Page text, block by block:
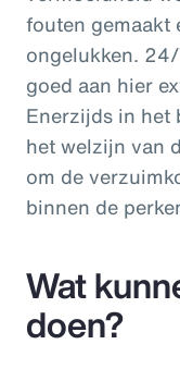
fouten gemaakt
ongelukken.
goed aan hier
Enerzijds in het
het welzijn van
om de
binnen de
Wat
doen?